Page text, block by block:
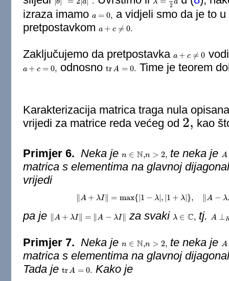
b a
b| 2=2|a|2 . λ
2 a
λ=12 a
izraza imamo a = 0,
a=0,
a vidjeli smo da je to
pretpostavkom a + c ≠ 0.
a+c≠0.
Zaključujemo da pretpostavka a + c ≠ 0
a+c≠0
a + c = 0,
a+c=0 , odnosno tr A = 0.
trA=0. Time je teorem
Karakterizacija matrica traga nula
vrijedi za matrice reda većeg od 2,
2, kao
Primjer 6. Neka jen ∈ N,
n∈N , n > 2,
n> 2, te neka je A
A
matrica s elementima na glavnoj
vrijedi
A + λI = max{ 1 − λ , 1 + λ| }, ∥A − λ
‖A+λ I‖ =max { 1− λ|, |1+ λ| −λ ‖=
pa je A + λI∥ = ∥A − λI∥
A+ λI‖ =‖A λI‖ za svaki λ ∈ C,
λ∈C , tj. A ⊥
A⊥R I.
Primjer 7. Neka jen ∈ N,
n∈N , n > 2,
n> 2, te neka je A
A
matrica s elementima na glavnoj
Tada je tr A = 0.
trA=0. Kako je